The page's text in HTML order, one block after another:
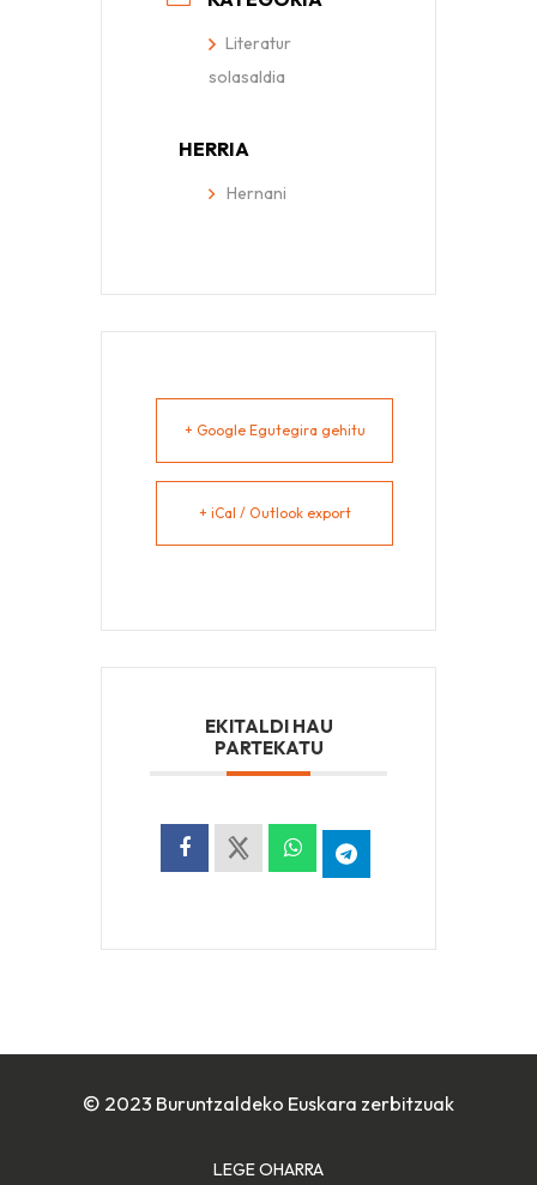
Literatur
solasaldia
HERRIA
Hernani
+ Google Egutegira gehitu
+ iCal / Outlook export
EKITALDI HAU
PARTEKATU
© 2023 Buruntzaldeko Euskara zerbitzuak
LEGE OHARRA